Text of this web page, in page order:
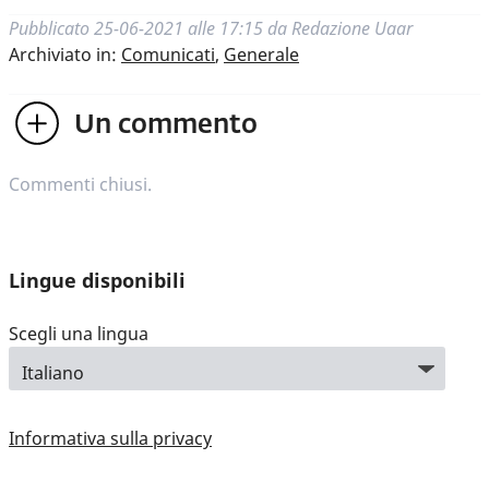
Pubblicato 25-06-2021 alle 17:15 da Redazione Uaar
Archiviato in: Comunicati, Generale
Un commento
Commenti chiusi.
Lingue disponibili
Scegli una lingua
Informativa sulla privacy